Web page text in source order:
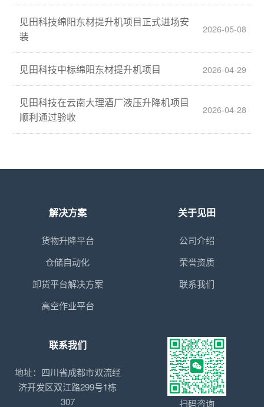
见田科技绵阳东材提升机项目正式进场安
装
2026-05-08
见田科技中标绵阳东材提升机项目 2026-04-29
见田科技在云南大理酒厂液压升降机项目
顺利通过验收
2026-04-28
解决方案
货物升降平台
仓储自动化
卸货平台解决方案
高空作业平台
关于见田
公司介绍
荣誉资质
联系我们
联系我们
地址：四川省成都市双流经
济开发区双江路299号1栋
307
扫码咨询